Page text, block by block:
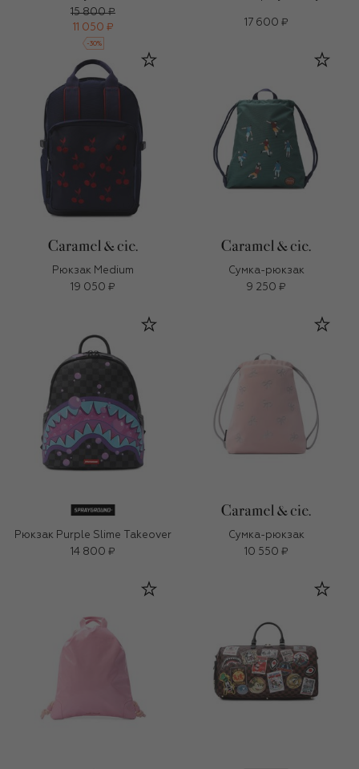
15 800 ₽
11 050 ₽
-30%
17 600 ₽
Рюкзак Medium
19 050 ₽
Сумка-рюкзак
9 250 ₽
Рюкзак Purple Slime Takeover
14 800 ₽
Сумка-рюкзак
10 550 ₽